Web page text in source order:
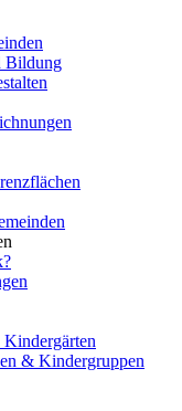
Bildung
& Kindergruppen